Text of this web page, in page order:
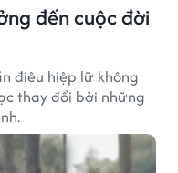
đến cuộc đời
điêu hiệp lữ không
thay đổi bởi những